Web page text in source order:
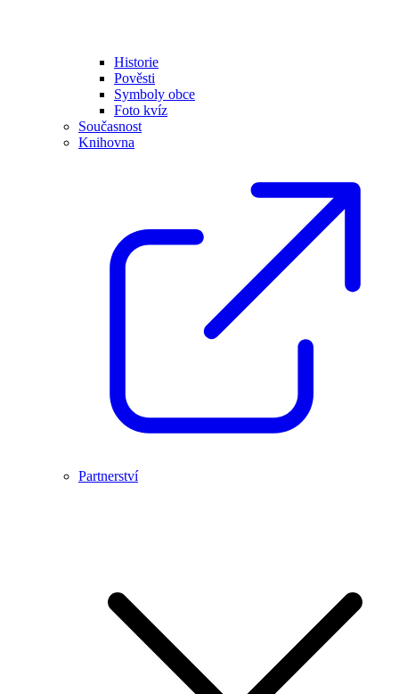
Historie
Pověsti
Symboly obce
Foto kvíz
Současnost
Knihovna
Partnerství